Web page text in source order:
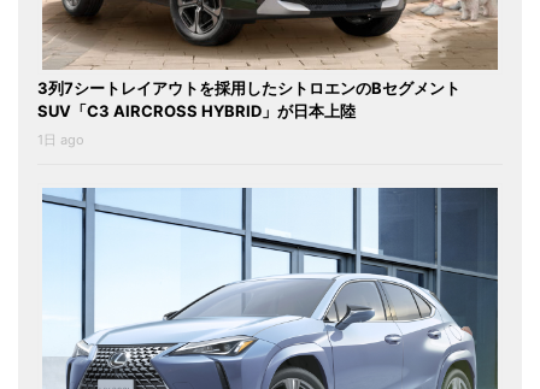
3列7シートレイアウトを採用したシトロエンのBセグメント
SUV「C3 AIRCROSS HYBRID」が日本上陸
1日 ago